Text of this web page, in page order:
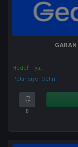
GARAN
Hedef Fiyat
Potansiyel Getiri
0